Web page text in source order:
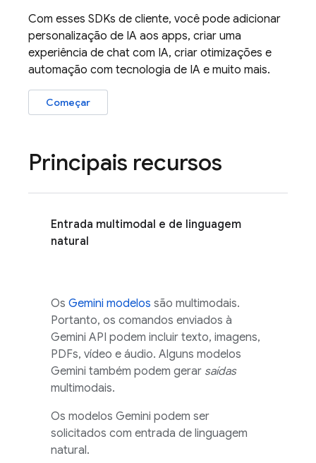
Com esses SDKs de cliente, você pode adicionar
personalização de IA aos apps, criar uma
experiência de chat com IA, criar otimizações e
automação com tecnologia de IA e muito mais.
Começar
Principais recursos
Entrada multimodal e de linguagem
natural
Os Gemini modelos são multimodais.
Portanto, os comandos enviados à
Gemini API podem incluir texto, imagens,
PDFs, vídeo e áudio. Alguns modelos
Gemini também podem gerar saídas
multimodais.
Os modelos Gemini podem ser
solicitados com entrada de linguagem
natural.